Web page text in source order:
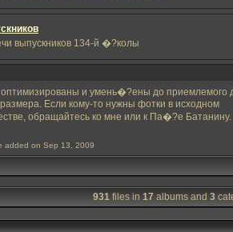
выпускников 134-й �?колы
и умень�?ены до приемлемого
Если кому-то нужны фотки в исходном
обращайтесь ко мне или к Па�?е Батанину.
added on Sep 13, 2009
931 files in 17 albums and 3